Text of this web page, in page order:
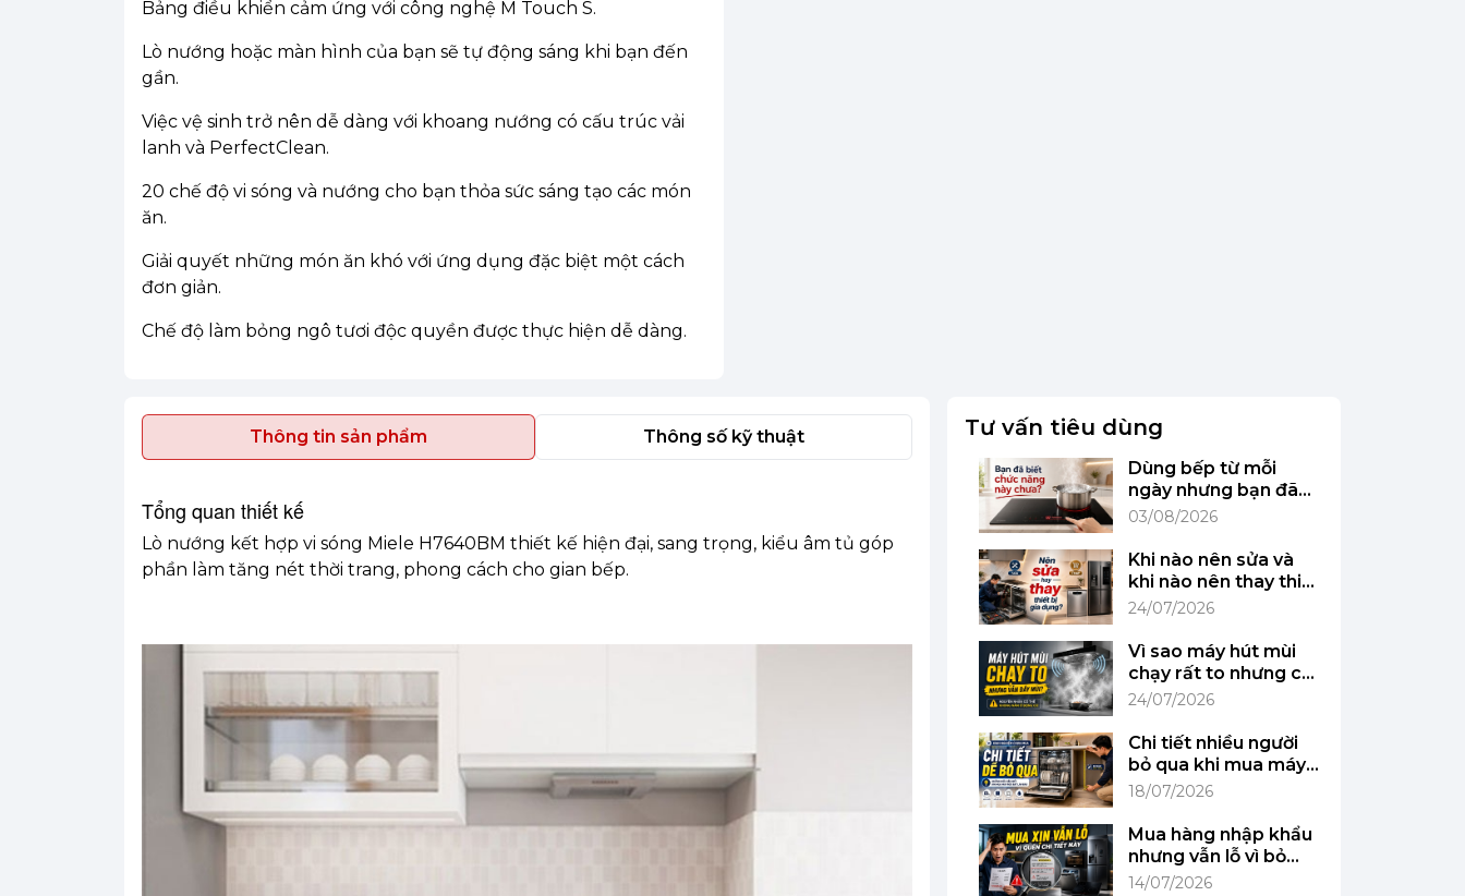
Bảng điều khiển cảm ứng với công nghệ M Touch S.
Lò nướng hoặc màn hình của bạn sẽ tự động sáng khi bạn đến
gần.
Việc vệ sinh trở nên dễ dàng với khoang nướng có cấu trúc vải
lanh và PerfectClean.
20 chế độ vi sóng và nướng cho bạn thỏa sức sáng tạo các món
ăn.
Giải quyết những món ăn khó với ứng dụng đặc biệt một cách
đơn giản.
Chế độ làm bỏng ngô tươi độc quyền được thực hiện dễ dàng.
Thông tin sản phẩm Thông số kỹ thuật
Tổng quan thiết kế
Lò nướng kết hợp vi sóng Miele H7640BM thiết kế hiện đại, sang trọng, kiểu âm tủ góp
phần làm tăng nét thời trang, phong cách cho gian bếp.
Tư vấn tiêu dùng
Dùng bếp từ mỗi
ngày nhưng bạn đã
biết chức năng này
03/08/2026
Khi nào nên sửa và
khi nào nên thay thiết
bị gia dụng?
24/07/2026
Vì sao máy hút mùi
chạy rất to nhưng căn
bếp vẫn đầy mùi?
24/07/2026
Chi tiết nhiều người
bỏ qua khi mua máy
rửa bát lần đầu
18/07/2026
Mua hàng nhập khẩu
nhưng vẫn lỗ vì bỏ
qua chi tiết này
14/07/2026